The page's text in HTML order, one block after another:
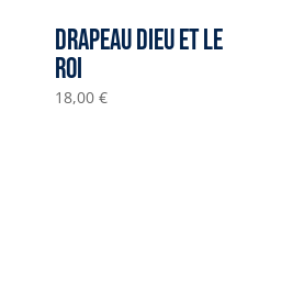
Drapeau Dieu et le
Roi
18,00€